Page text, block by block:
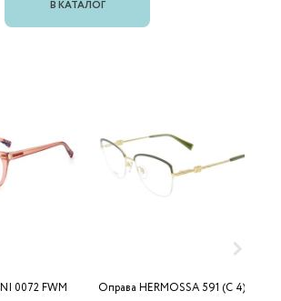
В КАТАЛОГ
0072 FWM Оправа HERMOSSA 591 (C 4)